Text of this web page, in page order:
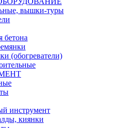
вышки-туры
бетона
(обогреватели)
инструмент
киянки